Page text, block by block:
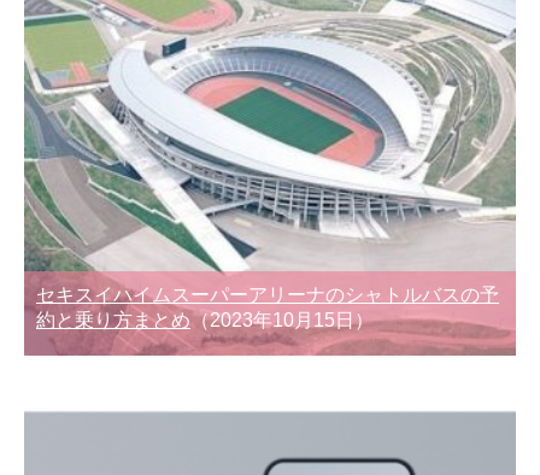
セキスイハイムスーパーアリーナのシャトルバスの予
約と乗り方まとめ （2023年10月15日）